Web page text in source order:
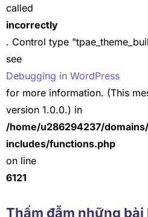
called
incorrectly
. Control type
see
Debugging in WordPress
for more information. (This
version 1.0.0.) in
/home/u286294237/
includes/functions.php
on line
6121
Thấm đẫm những